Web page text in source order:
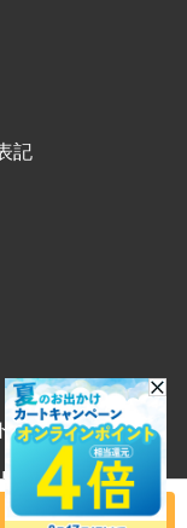
記
ア
Reserved.